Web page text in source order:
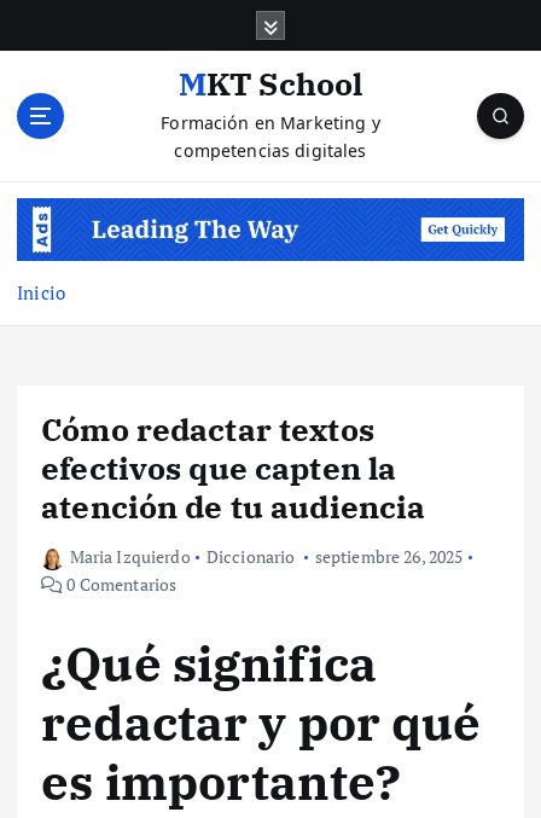
MKT School
Formación en Marketing y
competencias digitales
Inicio
Cómo redactar textos
efectivos que capten la
atención de tu audiencia
Maria Izquierdo Diccionario
septiembre 26, 2025
0 Comentarios
¿Qué significa
redactar y por qué
es importante?